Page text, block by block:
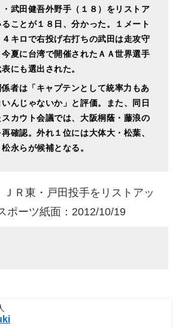
・武田健吾外野手（１８）をリストア
ことが１８日、分かった。１メート
キロで右投げ右打ちの武田は走攻守
夏に台湾で開催されたＡＡ世界選手
にも選出された。
者は「キャプテンとして統率力もあ
んじゃないか」と評価。また、同日
カウト会議では、大阪桐蔭・藤浪の
確認。外れ１位には大体大・松葉、
松永らが候補となる。
ＪＲ東・戸田投手をリストアッ
ーツ紙面：2012/10/19